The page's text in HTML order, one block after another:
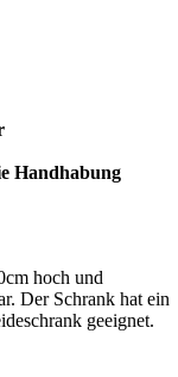
Handhabung
hoch und
Der Schrank hat ein
geeignet.